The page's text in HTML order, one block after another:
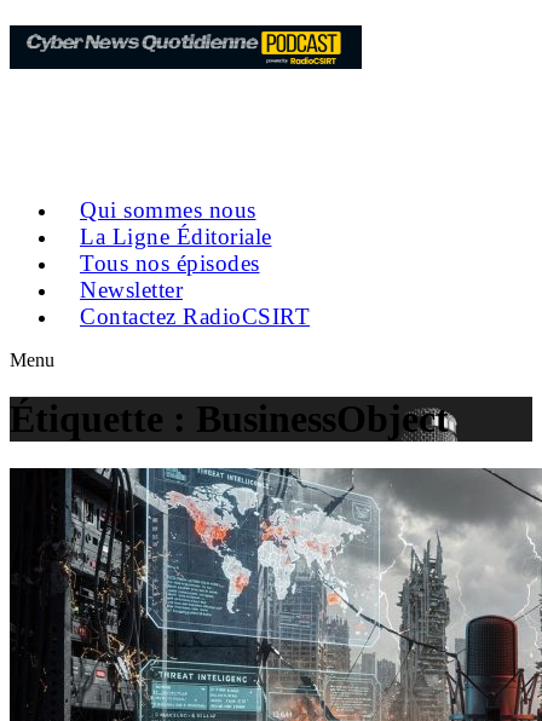
Qui sommes nous
La Ligne Éditoriale
Tous nos épisodes
Newsletter
Contactez RadioCSIRT
Menu
Étiquette : BusinessObject